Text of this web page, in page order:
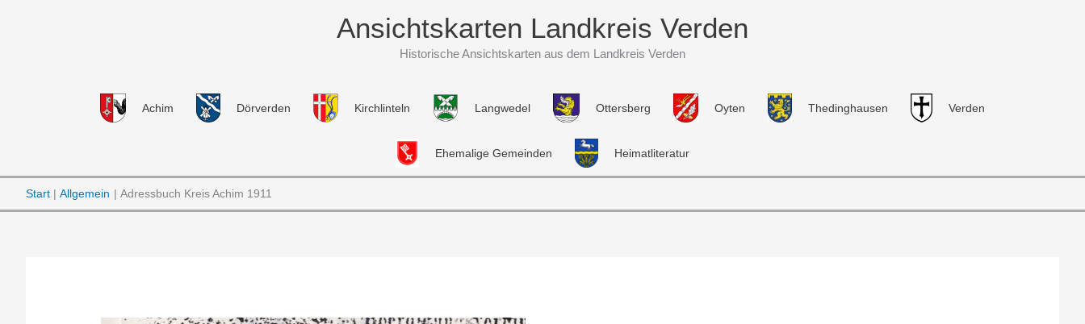
Ansichtskarten Landkreis Verden
Historische Ansichtskarten aus dem Landkreis Verden
Achim Dörverden Kirchlinteln Langwedel Ottersberg Oyten Thedinghausen Verden
Ehemalige Gemeinden Heimatliteratur
Start Allgemein Adressbuch Kreis Achim 1911